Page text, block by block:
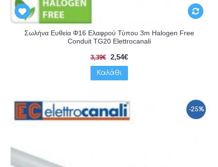
Σωλήνα Ευθεία Φ16 Ελαφρού Τύπου 3m Halogen Free
Conduit TG20 Elettrocanali
3,39€ 2,54€
Καλάθι
-25%